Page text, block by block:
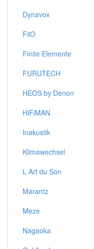
Dynavox
FiiO
Finite Elemente
FURUTECH
HEOS by Denon
HiFiMAN
Inakustik
Klimawechsel
L Art du Son
Marantz
Meze
Nagaoka